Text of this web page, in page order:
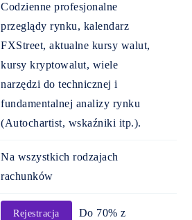
Codzienne profesjonalne
przeglądy rynku, kalendarz
FXStreet, aktualne kursy walut,
kursy kryptowalut, wiele
narzędzi do technicznej i
fundamentalnej analizy rynku
(Autochartist, wskaźniki itp.).
Na wszystkich rodzajach
rachunków
Rejestracja
Do 70% z